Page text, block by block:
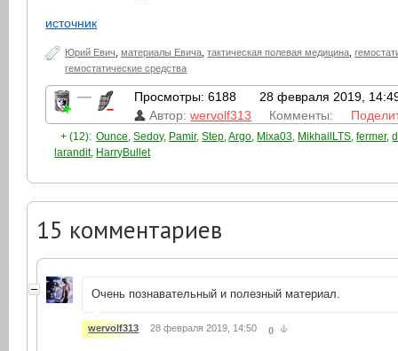
источник
Юрий Евич ,материалы Евича ,тактическая полевая медицина ,
гемостатические средства
— Просмотры: 6188
28 февраля 2019,
Автор:wervolf313 Комменты:
+ (12): Ounce,Sedoy, Pamir,Step,Argo, Mixa03, MikhailLTS,fermer,
larandit, HarryBullet
15 комментариев
Очень познавательный и полезный материал.
wervolf313 28 февраля 2019, 14:50 0